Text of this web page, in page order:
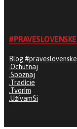
#PRAVESLOVENSKE
Blog #praveslovenske
.Ochutnaj
.Spoznaj
.Tradície
.Tvorím
.UžívamSi